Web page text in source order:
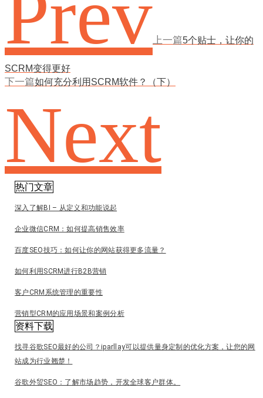
上一篇5个贴士，让你的
SCRM变得更好
下一篇如何充分利用SCRM软件？（下）
Next
热门文章
深入了解BI – 从定义和功能说起
企业微信CRM：如何提高销售效率
百度SEO技巧：如何让你的网站获得更多流量？
如何利用SCRM进行B2B营销
客户CRM系统管理的重要性
营销型CRM的应用场景和案例分析
资料下载
找寻谷歌SEO最好的公司？iparllay可以提供量身定制的优化方案，让您的网
站成为行业翘楚！
谷歌外贸SEO：了解市场趋势，开发全球客户群体。